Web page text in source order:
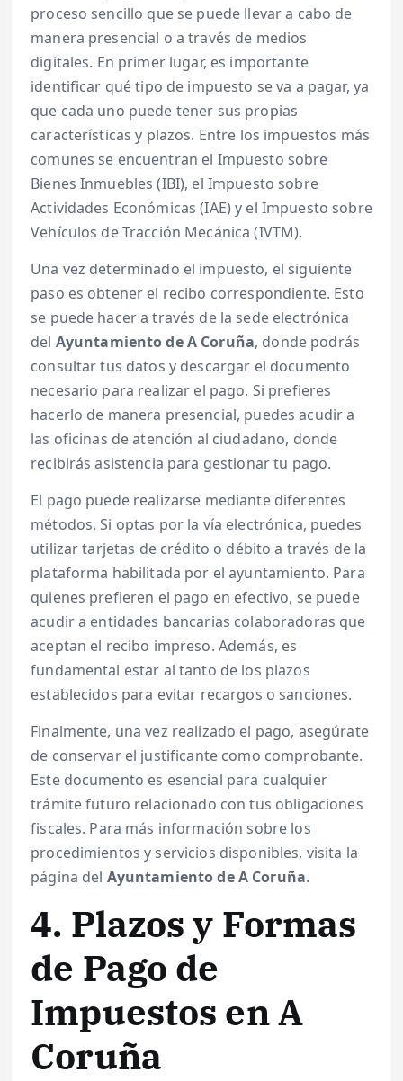
proceso sencillo que se puede llevar a cabo de
manera presencial o a través de medios
digitales. En primer lugar, es importante
identificar qué tipo de impuesto se va a pagar, ya
que cada uno puede tener sus propias
características y plazos. Entre los impuestos más
comunes se encuentran el Impuesto sobre
Bienes Inmuebles (IBI), el Impuesto sobre
Actividades Económicas (IAE) y el Impuesto sobre
Vehículos de Tracción Mecánica (IVTM).
Una vez determinado el impuesto, el siguiente
paso es obtener el recibo correspondiente. Esto
se puede hacer a través de la sede electrónica
del Ayuntamiento de A Coruña, donde podrás
consultar tus datos y descargar el documento
necesario para realizar el pago. Si prefieres
hacerlo de manera presencial, puedes acudir a
las oficinas de atención al ciudadano, donde
recibirás asistencia para gestionar tu pago.
El pago puede realizarse mediante diferentes
métodos. Si optas por la vía electrónica, puedes
utilizar tarjetas de crédito o débito a través de la
plataforma habilitada por el ayuntamiento. Para
quienes prefieren el pago en efectivo, se puede
acudir a entidades bancarias colaboradoras que
aceptan el recibo impreso. Además, es
fundamental estar al tanto de los plazos
establecidos para evitar recargos o sanciones.
Finalmente, una vez realizado el pago, asegúrate
de conservar el justificante como comprobante.
Este documento es esencial para cualquier
trámite futuro relacionado con tus obligaciones
fiscales. Para más información sobre los
procedimientos y servicios disponibles, visita la
página del Ayuntamiento de A Coruña.
4. Plazos y Formas
de Pago de
Impuestos en A
Coruña